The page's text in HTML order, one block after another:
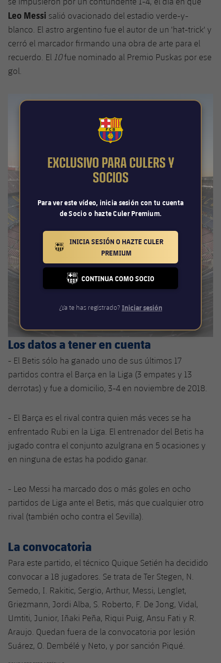
Leo Messi salió ovacionado del estadio verde-y-
blanco. El astro argentino fue el autor de un 'hat-trick' y
cerró el marcador firmando una obra de arte para el
recuerdo. El 10fue nominado al Premio Puskas por ese
gol.
FCB Barcelona badge
EXCLUSIVO PARA CULERS Y
SOCIOS
Para ver este vídeo, inicia sesión con tu cuenta
de Socio o hazte Culer Premium.
BARCELONA BADGE GOLD
INICIA SESIÓN O HAZTE CULER
PREMIUM
FC BARCELONA CLUB BADGE
CONTINUA COMO SOCIO
¿Ya te has registrado? Iniciar sesión
Los datos a tener en cuenta
- El Betis sólo ha ganado uno de sus últimos 17
partidos contra el Barça en la Liga (3 empates y 13
derrotas) y fue a domicilio, 3-4 en noviembre de 2018.
- El Barça es el rival contra quien más veces se ha
enfrentado Rubi en la Liga. El entrenador del Betis ha
jugado contra el conjunto azulgrana en 5 ocasiones y
en ninguna de estas ha podido ganar.
- Leo Messi ha marcado dos o más goles en ocho
partidos de Liga ante el Betis, más que cualquier otro
rival (también ocho contra el Sevilla).
La convocatoria
Para este partido, el técnico Quique Setién ha decidido
convocar a 18 jugadores. Se trata de Ter Stegen, N.
Semedo, I. Rakitic, Sergio, Arthur, Messi, Lenglet,
Griezmann, Jordi Alba, S. Roberto, F. De Jong, Vidal,
Umtiti, Junior, Iñaki Peña, Riqui Puig, Ansu Fati y R.
Araujo. Quedan fuera de la convocatoria por lesión
Suárez, O. Dembélé y Neto, y por sanción Piqué.